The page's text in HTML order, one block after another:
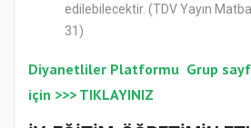
edilebilecektir. (TDV Yayın
31)
Diyanetliler Platformu Grup
için >>> TIKLAYINIZ